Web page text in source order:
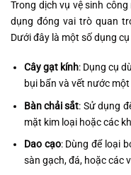
Trong dịch vụ vệ sinh
dụng đóng vai trò quan
Dưới đây là một số dụng
Cây gạt kính: Dụng cụ
bụi bẩn và vết nước
Bàn chải sắt: Sử dụng
mặt kim loại hoặc các
Dao cạo: Dùng để loại
sàn gạch, đá, hoặc các